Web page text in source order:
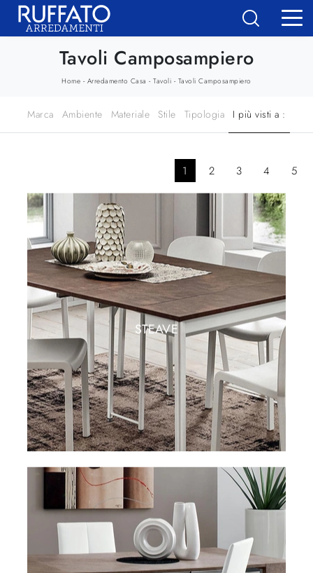
Tavoli Camposampiero
Home - Arredamento Casa -Tavoli - Tavoli Camposampiero
Marca Ambiente Materiale Stile Tipologia I più visti a :
1 2 3 4 5
STEAVE